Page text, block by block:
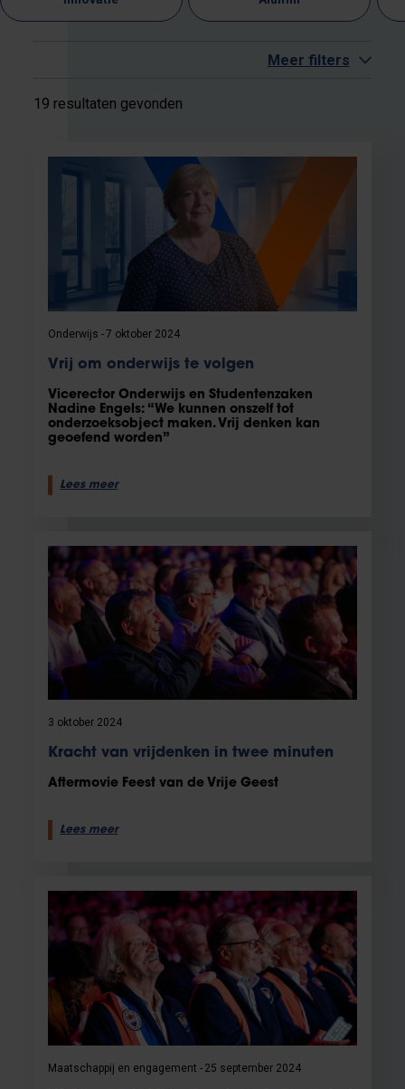
Meer filters
19 resultaten gevonden
Onderwijs 7 oktober 2024
Vrij om onderwijs te volgen
Vicerector Onderwijs en Studentenzaken
Nadine Engels: “We kunnen onszelf tot
onderzoeksobject maken. Vrij denken kan
geoefend worden”
Lees meer
3 oktober 2024
Kracht van vrijdenken in twee minuten
Aftermovie Feest van de Vrije Geest
Lees meer
Maatschappij en engagement 25 september 2024